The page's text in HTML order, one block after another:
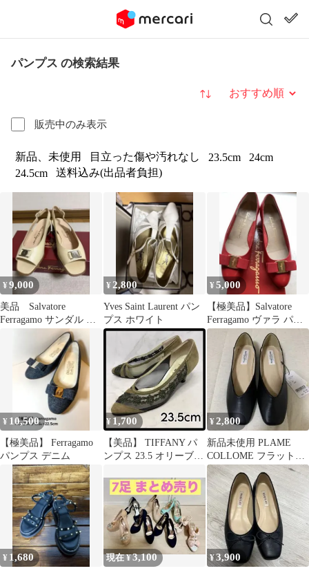
パンプス の検索結果
販売中のみ表示
並び替え
新品、未使用 目立った傷や汚れなし 23.5cm
24cm
24.5cm
送料込み(出品者負担)
¥9,000
美品 Salvatore
Ferragamo サンダル パ
¥ 2,800
Yves Saint Laurent パン
プス ホワイト
¥5,000
【極美品】Salvatore
Ferragamo ヴァラ パン
プス レッド
¥ 10,500
【極美品】 Ferragamo
パンプス デニム
¥ 1,700
【美品】 TIFFANY パ
ンプス 23.5 オリーブグ
¥2,800
新品未使用 PLAME
COLLOME フラットシ
ューズ ブラック L
¥ 1,680 現在 ¥3,100 ¥3,900